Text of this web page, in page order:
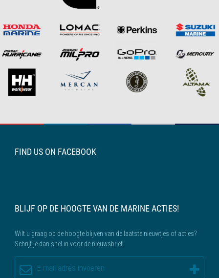
FIND US ON FACEBOOK
BLIJF OP DE HOOGTE VAN DE MARINE ACTIES!
Wilt u graag op de hoogte blijven van de laatste nieuwtjes of acties?
Schrijf je dan snel in voor de nieuwsbrief.